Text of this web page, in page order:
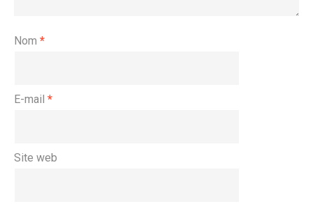
Nom *
E-mail *
Site web